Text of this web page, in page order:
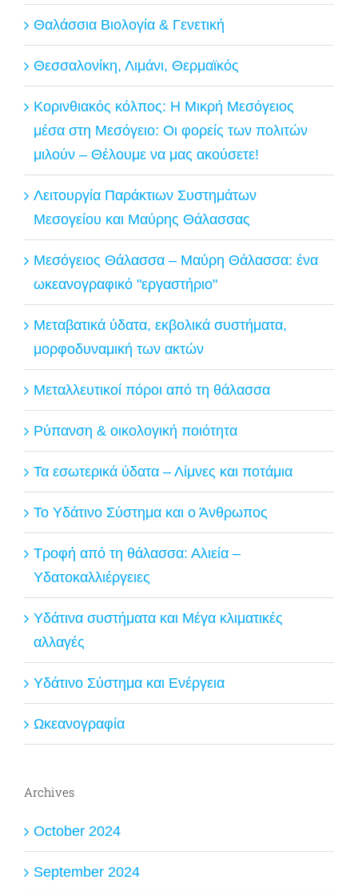
Θαλάσσια Βιολογία & Γενετική
Θεσσαλονίκη, Λιμάνι, Θερμαϊκός
Κορινθιακός κόλπος: Η Μικρή Μεσόγειος
μέσα στη Μεσόγειο: Οι φορείς των πολιτών
μιλούν – Θέλουμε να μας ακούσετε!
Λειτουργία Παράκτιων Συστημάτων
Μεσογείου και Μαύρης Θάλασσας
Μεσόγειος Θάλασσα – Μαύρη Θάλασσα: ένα
ωκεανογραφικό "εργαστήριο"
Μεταβατικά ύδατα, εκβολικά συστήματα,
μορφοδυναμική των ακτών
Μεταλλευτικοί πόροι από τη θάλασσα
Ρύπανση & οικολογική ποιότητα
Τα εσωτερικά ύδατα – Λίμνες και ποτάμια
Το Υδάτινο Σύστημα και ο Άνθρωπος
Τροφή από τη θάλασσα: Αλιεία –
Υδατοκαλλιέργειες
Υδάτινα συστήματα και Μέγα κλιματικές
αλλαγές
Υδάτινο Σύστημα και Ενέργεια
Ωκεανογραφία
Archives
October 2024
September 2024